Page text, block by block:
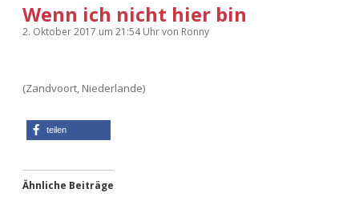
KFMW-Disco
Kopfkinomusik
Contact
Adventskalender 2010
Adventskalender 2012
Wenn ich nicht hier bin
2. Oktober 2017 um 21:54 Uhrvon Ronny
(Zandvoort, Niederlande)
teilen
Ähnliche Beiträge